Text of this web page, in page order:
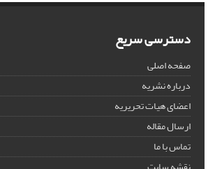
دسترسی سریع
صفحه اصلی
درباره نشریه
اعضای هیات تحریریه
ارسال مقاله
تماس با ما